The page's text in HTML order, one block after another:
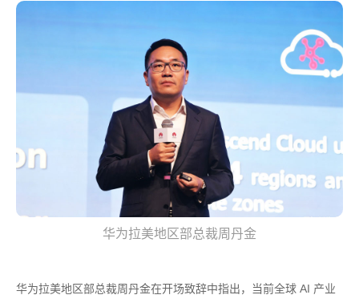
华为拉美地区部总裁周丹金
华为拉美地区部总裁周丹金在开场致辞中指出，当前全球 AI 产业